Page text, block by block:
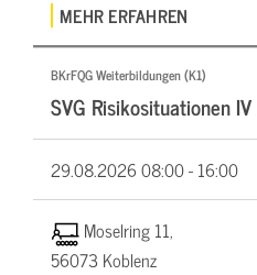
MEHR ERFAHREN
BKrFQG Weiterbildungen (K1)
SVG Risikosituationen IV
29.08.202608:00 - 16:00
Moselring 11,
56073 Koblenz